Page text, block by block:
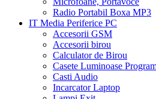
Radio Portabil Boxa MP3
IT Media Periferice PC
Accesorii GSM
Accesorii birou
Calculator de Birou
Casete Luminoase
Casti Audio
Incarcator Laptop